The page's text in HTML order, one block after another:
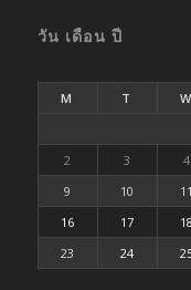
วัน เดือน ปี
M T W
2
3 4
9
10 11
16
17 18
23
24